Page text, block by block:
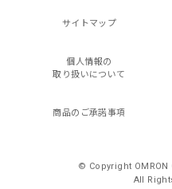
サイトマップ
個人情報の
取り扱いについて
商品のご承諾事項
© Copyright OMRON
All